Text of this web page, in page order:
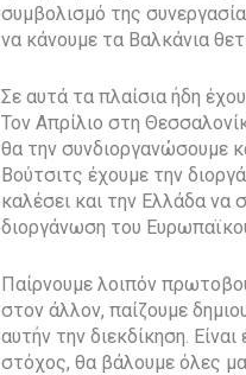
συμβολισμό της
να κάνουμε τα Βαλκάνια
Σε αυτά τα πλαίσια ήδη
Τον Απρίλιο στη
θα την συνδιοργανώσουμε
Βούτσιτς έχουμε την
καλέσει και την Ελλάδα να
διοργάνωση του
Παίρνουμε λοιπόν
στον άλλον, παίζουμε
αυτήν την διεκδίκηση.
στόχος, θα βάλουμε όλες